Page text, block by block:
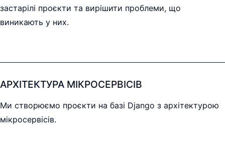
застарілі проєкти та вирішити проблеми, що
виникають у них.
АРХІТЕКТУРА МІКРОСЕРВІСІВ
Ми створюємо проєкти на базі Django з архітектурою
мікросервісів.